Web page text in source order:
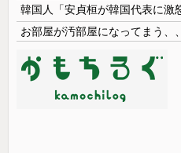
お部屋が汚部屋になってまう、、